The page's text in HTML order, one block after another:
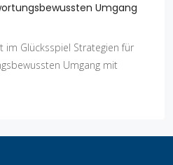
Umgang
im Glücksspiel Strategien für
Umgang mit